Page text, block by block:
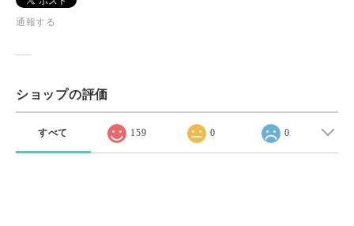
通報する
ショップの評価
すべて 159 0 0